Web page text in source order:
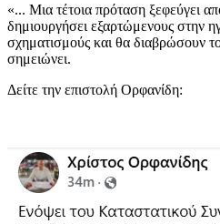
«... Mια τέτοια πρόταση ξεφεύγει
δημιουργήσει εξαρτώμενους στην
σχηματισμούς και θα διαβρώσουν
σημειώνει.
Δείτε την επιστολή Ορφανίδη: